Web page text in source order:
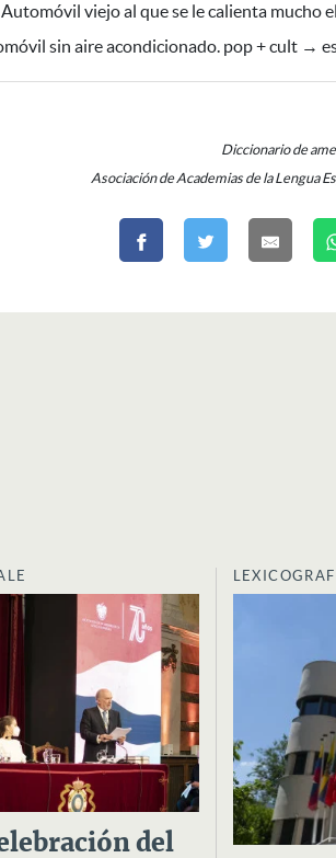
Automóvil viejo al que se le calienta mucho
sin aire acondicionado. pop + cult →
Diccionario de
Asociación de Academias de la Lengua
del